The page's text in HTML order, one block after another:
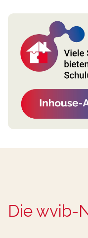
Die wvib-